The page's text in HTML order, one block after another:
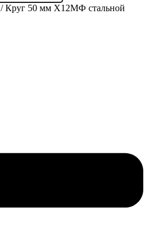
/ Круг 50 мм Х12МФ стальной